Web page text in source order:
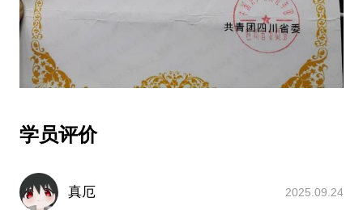
学员评价
真厄 2025.09.24